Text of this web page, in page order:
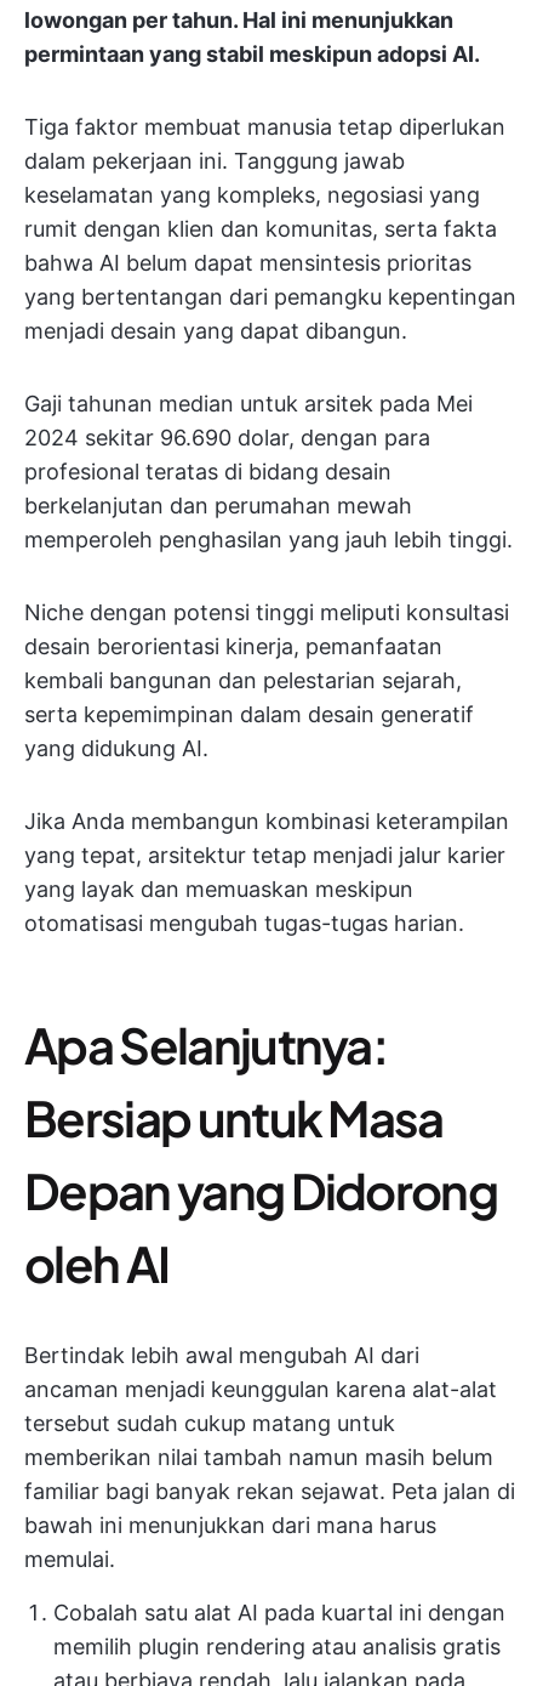
lowongan per tahun. Hal ini menunjukkan
permintaan yang stabil meskipun adopsi AI.
Tiga faktor membuat manusia tetap diperlukan
dalam pekerjaan ini. Tanggung jawab
keselamatan yang kompleks, negosiasi yang
rumit dengan klien dan komunitas, serta fakta
bahwa AI belum dapat mensintesis prioritas
yang bertentangan dari pemangku kepentingan
menjadi desain yang dapat dibangun.
Gaji tahunan median untuk arsitek pada Mei
2024 sekitar 96.690 dolar, dengan para
profesional teratas di bidang desain
berkelanjutan dan perumahan mewah
memperoleh penghasilan yang jauh lebih tinggi.
Niche dengan potensi tinggi meliputi konsultasi
desain berorientasi kinerja, pemanfaatan
kembali bangunan dan pelestarian sejarah,
serta kepemimpinan dalam desain generatif
yang didukung AI.
Jika Anda membangun kombinasi keterampilan
yang tepat, arsitektur tetap menjadi jalur karier
yang layak dan memuaskan meskipun
otomatisasi mengubah tugas-tugas harian.
Apa Selanjutnya:
Bersiap untuk Masa
Depan yang Didorong
oleh AI
Bertindak lebih awal mengubah AI dari
ancaman menjadi keunggulan karena alat-alat
tersebut sudah cukup matang untuk
memberikan nilai tambah namun masih belum
familiar bagi banyak rekan sejawat. Peta jalan di
bawah ini menunjukkan dari mana harus
memulai.
Cobalah satu alat AI pada kuartal ini dengan
memilih plugin rendering atau analisis gratis
atau berbiaya rendah, lalu jalankan pada